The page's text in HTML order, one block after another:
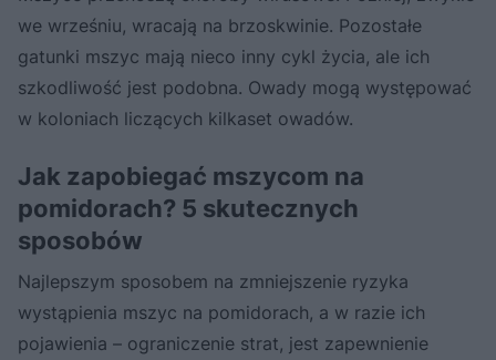
we wrześniu, wracają na brzoskwinie. Pozostałe
gatunki mszyc mają nieco inny cykl życia, ale ich
szkodliwość jest podobna. Owady mogą występować
w koloniach liczących kilkaset owadów.
Jak zapobiegać mszycom na
pomidorach? 5 skutecznych
sposobów
Najlepszym sposobem na zmniejszenie ryzyka
wystąpienia mszyc na pomidorach, a w razie ich
pojawienia – ograniczenie strat, jest zapewnienie